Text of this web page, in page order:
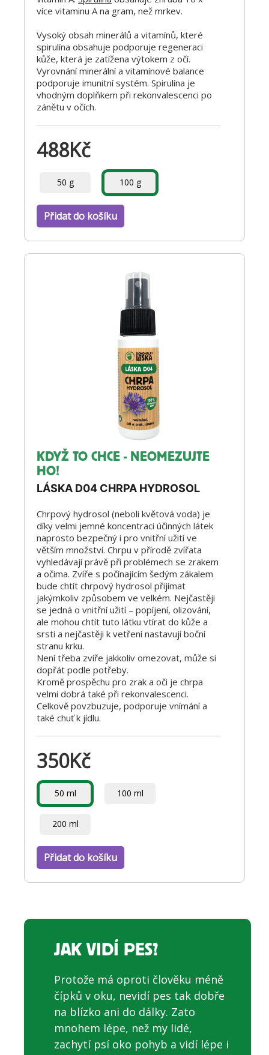
více vitaminu A na gram, než mrkev.
Vysoký obsah minerálů a vitamínů, které
spirulína obsahuje podporuje regeneraci
kůže, která je zatížena výtokem z očí.
Vyrovnání minerální a vitamínové balance
podporuje imunitní systém. Spirulína je
vhodným doplňkem při rekonvalescenci po
zánětu v očích.
488Kč
50 g 100 g
Přidat do košíku
KDYŽ TO CHCE - NEOMEZUJTE
HO!
LÁSKA D04 CHRPA HYDROSOL
Chrpový hydrosol (neboli květová voda) je
díky velmi jemné koncentraci účinných látek
naprosto bezpečný i pro vnitřní užití ve
větším množství. Chrpu v přírodě zvířata
vyhledávají právě při problémech se zrakem
a očima. Zvíře s počínajícím šedým zákalem
bude chtít chrpový hydrosol přijímat
jakýmkoliv způsobem ve velkém. Nejčastěji
se jedná o vnitřní užití – popíjení, olizování,
ale mohou chtít tuto látku vtírat do kůže a
srsti a nejčastěji k vetření nastavují boční
stranu krku.
Není třeba zvíře jakkoliv omezovat, může si
dopřát podle potřeby.
Kromě prospěchu pro zrak a oči je chrpa
velmi dobrá také při rekonvalescenci.
Celkově povzbuzuje, podporuje vnímání a
také chuť k jídlu.
350Kč
50 ml 100 ml
200 ml
Přidat do košíku
JAK VIDÍ PES?
Protože má oproti člověku méně
čípků v oku, nevidí pes tak dobře
na blízko ani do dálky. Zato
mnohem lépe, než my lidé,
zachytí psí oko pohyb a vidí lépe i